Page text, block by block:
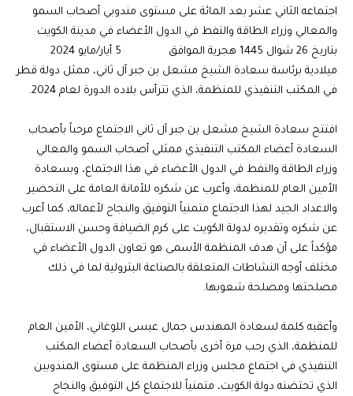
اجتماعه الثاني عشر بعد المائة على مستوى مندوبي أصحاب السمو
والمعالي وزراء الطاقة والنفط في الدول الأعضاء في مدينة الكويت
بتاريخ 26 شوال 1445 هجرية الموافق 5 أيار/مايو 2024
ميلادية برئاسة سعادة الشيخ مشعل بن جبر آل ثاني، ممثل دولة قطر
في المكتب التنفيذي للمنظمة، الذي تترأس بلاده الدورة لعام 2024.
افتتح سعادة الشيخ مشعل بن جبر آل ثاني الاجتماع مرحباً بأصحاب
السعادة أعضاء المكتب التنفيذي ممثلي أصحاب السمو والمعالي
وزراء الطاقة والنفط في الدول الأعضاء في هذا الاجتماع، وبسعادة
الأمين العام للمنظمة، وأعرب عن شكره للأمانة العامة على التحضير
والاعداد الجيد لهذا الاجتماع متمنياً التوفيق والنجاح لأعماله، كما أعرب
عن شكره وتقديره لدولة الكويت على كرم الضيافة وحسن الاستقبال،
مؤكداً على أن هدف المنظمة الأسمى هو تعاون الدول الأعضاء في
مختلف أوجه النشاطات المتعلقة بالصناعة البترولية لما في ذلك
مصلحتها ومصلحة شعوبها.
وأعقبه كلمة لسعادة المهندس جمال عيسى اللوغاني، الأمين العام
للمنظمة، الذي رحب مرة أخرى بأصحاب السعادة أعضاء المكتب
التنفيذي في اجتماع مجلس وزراء المنظمة على مستوى المندوبين
الذي تحتضنه دولة الكويت، متمنياً للاجتماع كل التوفيق والنجاح